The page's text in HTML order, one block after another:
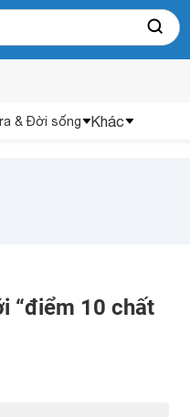
& Đời sống Khác
“điểm 10 chất